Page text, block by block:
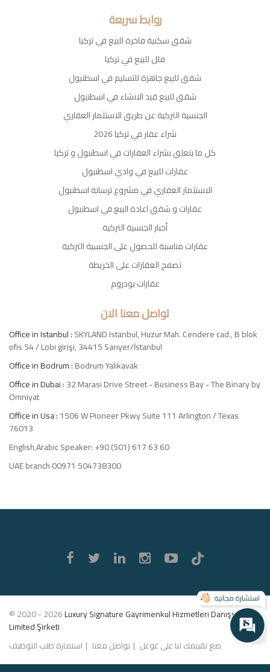
روابط سريعة
شقق سكنية فاخرة للبيع في تركيا
فلل للبيع في تركيا
شقق للبيع جاهزة للتسليم في اسطنبول
شقق للبيع قيد الانشاء في اسطنبول
الجنسية التركية عن طريق الاستثمار العقاري
شراء عقار في تركيا 2026
كل ما يتعلق بشراء العقارات في اسطنبول و تركيا
عقارات للبيع في وادي اسطنبول
الاستثمار العقاري في مشروع ترسانة اسطنبول
عقارات و شقق اعادة البيع في اسطنبول
أخبار الجنسية التركية
عقارات مناسبة للحصول على الجنسية التركية
تصفح العقارات على الخريطة
عقارات بودروم
تواصل معنا الان
Office in Istanbul :SKYLAND Istanbul, Huzur Mah. Cendere cad., B blok
ofis 54 / Lobi girişi, 34415 Sarıyer/İstanbul
Office in Bodrum :Bodrum Yalıkavak
Office in Dubai :32 Marasi Drive Street - Business Bay - The Binary by
Omniyat
Office in Usa :1506 W Pioneer Pkwy Suite 111 Arlington / Texas
76013
English,Arabic Speaker: +90 (501) 617 63 60
UAE branch 00971 504738300
Luxury
Signature
© 2020 - 2026Luxury Signature Gayrimenkul Hizmetleri Danışmanlık
Limited Şirketi
استمارة طلب التوظيف تواصل معنا ضع تقييمك لنا على غوغل